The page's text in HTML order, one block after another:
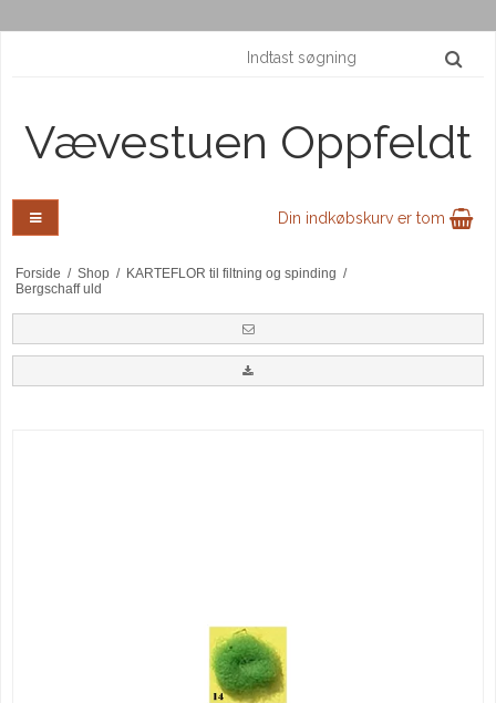
Vævestuen Oppfeldt
Din indkøbskurv er tom
Forside / Shop / KARTEFLOR til filtning og spinding /
Bergschaff uld